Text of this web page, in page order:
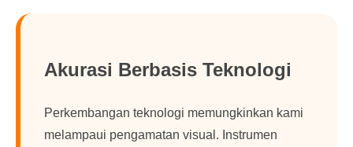
Akurasi Berbasis Teknologi
Perkembangan teknologi memungkinkan kami
melampaui pengamatan visual. Instrumen